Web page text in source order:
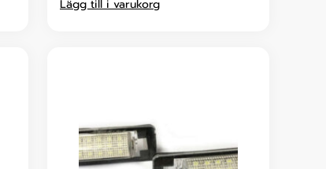
Lägg till i varukorg